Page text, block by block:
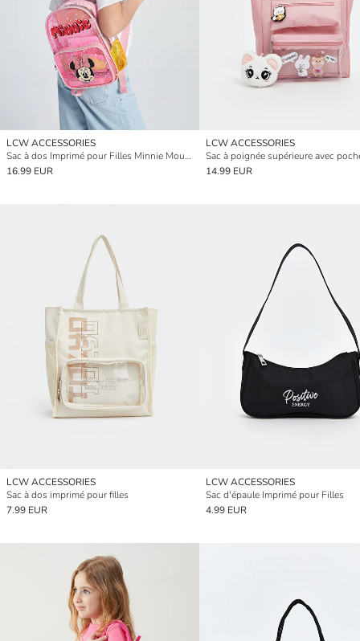
LCW ACCESSORIES
Sac à dos Imprimé pour Filles Minnie Mouse
16.99 EUR
LCW ACCESSORIES
14.99 EUR
LCW ACCESSORIES
Sac à dos imprimé pour filles
7.99 EUR
LCW ACCESSORIES
Sac d'épaule Imprimé pour Filles
4.99 EUR